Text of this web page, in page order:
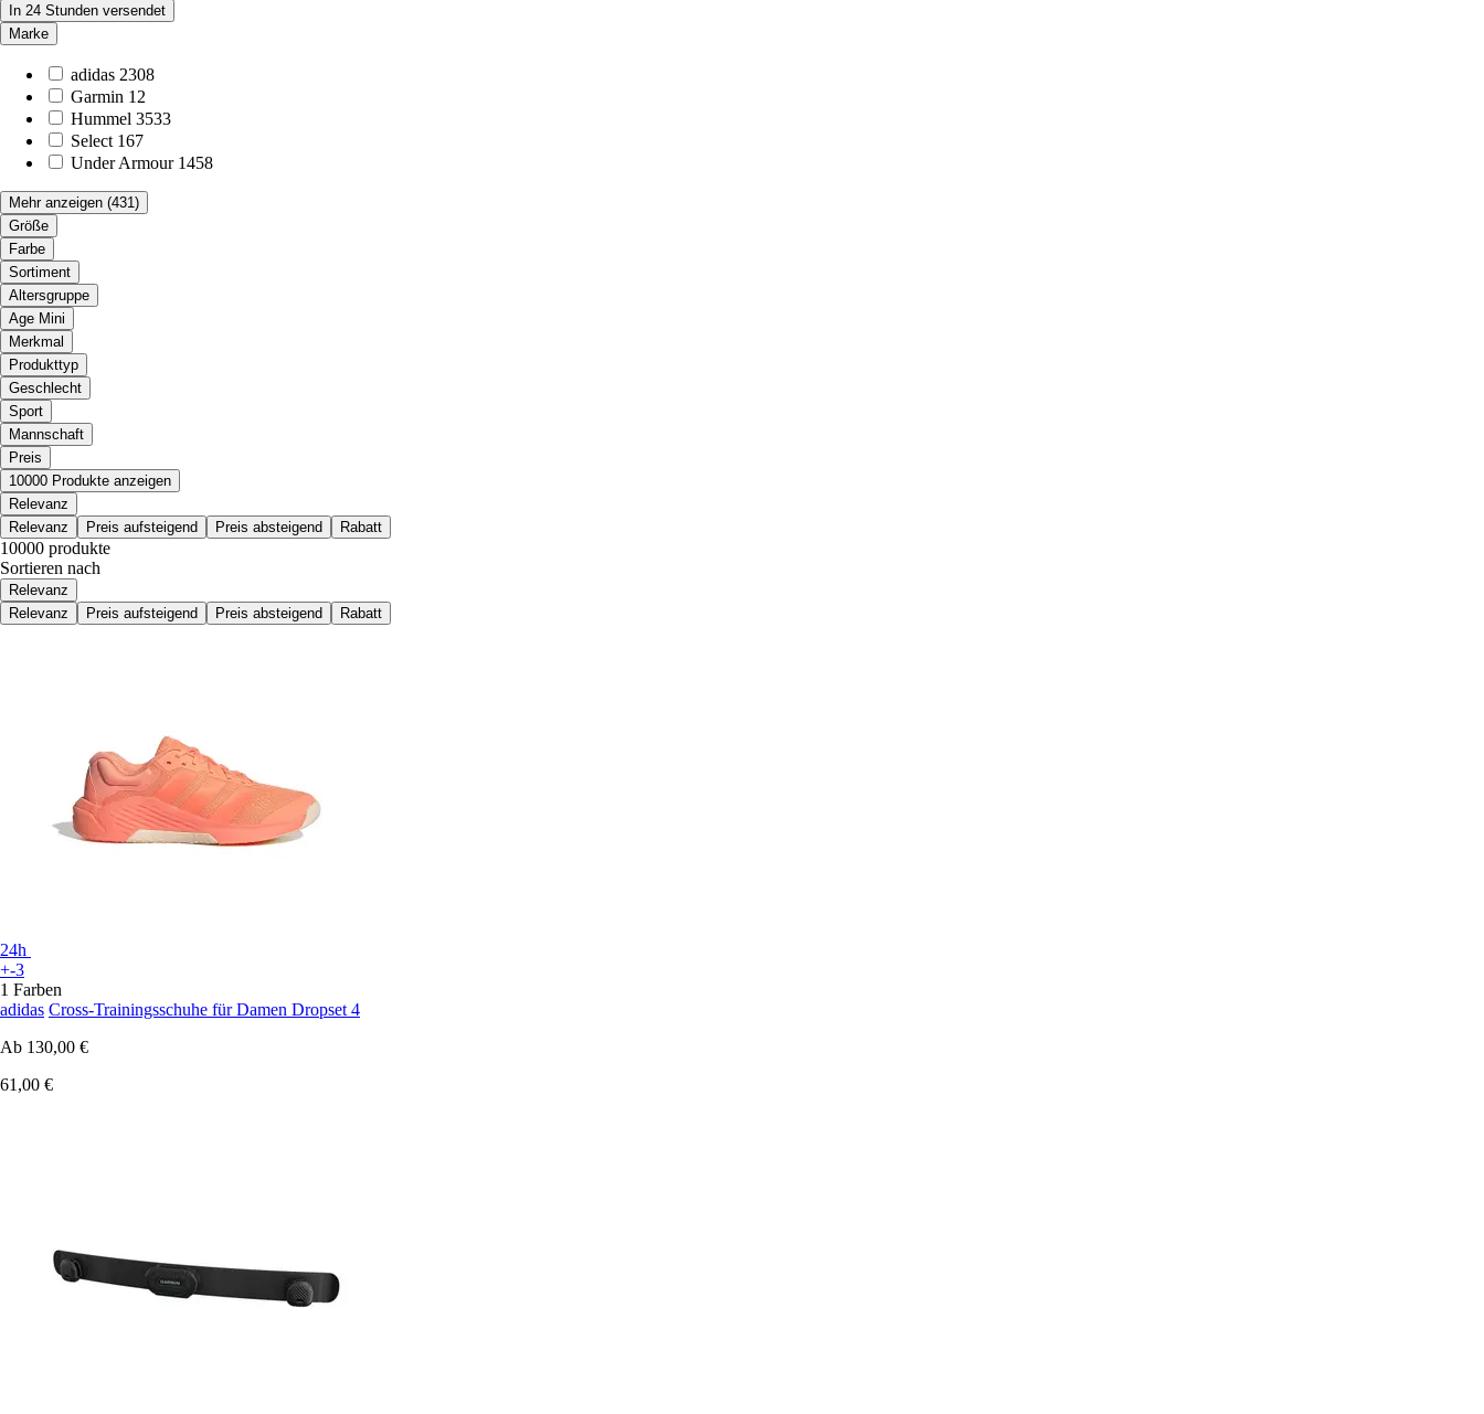
In 24 Stunden versendet
Marke
adidas 2308
Garmin 12
Hummel 3533
Select 167
Under Armour 1458
Mehr anzeigen (431)
Größe
Farbe
Sortiment
Altersgruppe
Age Mini
Merkmal
Produkttyp
Geschlecht
Sport
Mannschaft
Preis
10000 Produkte anzeigen
Relevanz
Relevanz
Preis aufsteigend Preis absteigend Rabatt
10000 produkte
Sortieren nach
Relevanz
Relevanz
Preis aufsteigend Preis absteigend Rabatt
24h
+-3
1 Farben
adidas Cross-Trainingsschuhe für Damen Dropset 4
Ab 130,00 €
61,00 €